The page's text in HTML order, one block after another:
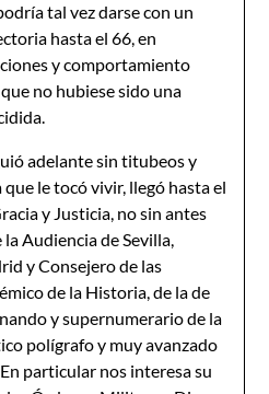
tal vez darse con un
hasta el 66, en
y comportamiento
no hubiese sido una
adelante sin titubeos y
que le tocó vivir, llegó hasta el
y Justicia, no sin antes
Audiencia de Sevilla,
y Consejero de las
de la Historia, de la de
y supernumerario de la
polígrafo y muy avanzado
particular nos interesa su